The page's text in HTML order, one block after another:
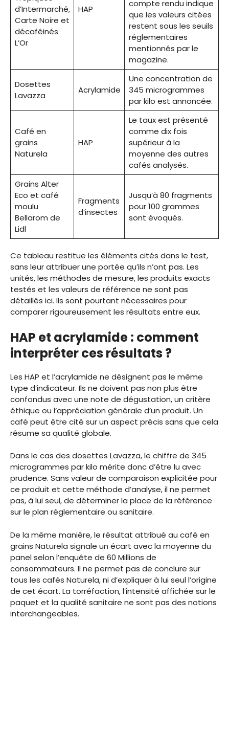
d’Intermarché,
Carte Noire et
décaféinés
L’Or
HAP
compte rendu indique
que les valeurs citées
restent sous les seuils
réglementaires
mentionnés par le
magazine.
Dosettes
Lavazza
Acrylamide
Une concentration de
345 microgrammes
par kilo est annoncée.
Café en
grains
Naturela
HAP
Le taux est présenté
comme dix fois
supérieur à la
moyenne des autres
cafés analysés.
Grains Alter
Eco et café
moulu
Bellarom de
Lidl
Fragments
d’insectes
Jusqu’à 80 fragments
pour 100 grammes
sont évoqués.
Ce tableau restitue les éléments cités dans le test,
sans leur attribuer une portée qu’ils n’ont pas. Les
unités, les méthodes de mesure, les produits exacts
testés et les valeurs de référence ne sont pas
détaillés ici. Ils sont pourtant nécessaires pour
comparer rigoureusement les résultats entre eux.
HAP et acrylamide : comment
interpréter ces résultats ?
Les HAP et l’acrylamide ne désignent pas le même
type d’indicateur. Ils ne doivent pas non plus être
confondus avec une note de dégustation, un critère
éthique ou l’appréciation générale d’un produit. Un
café peut être cité sur un aspect précis sans que cela
résume sa qualité globale.
Dans le cas des dosettes Lavazza, le chiffre de 345
microgrammes par kilo mérite donc d’être lu avec
prudence. Sans valeur de comparaison explicitée pour
ce produit et cette méthode d’analyse, il ne permet
pas, à lui seul, de déterminer la place de la référence
sur le plan réglementaire ou sanitaire.
De la même manière, le résultat attribué au café en
grains Naturela signale un écart avec la moyenne du
panel selon l’enquête de 60 Millions de
consommateurs. Il ne permet pas de conclure sur
tous les cafés Naturela, ni d’expliquer à lui seul l’origine
de cet écart. La torréfaction, l’intensité affichée sur le
paquet et la qualité sanitaire ne sont pas des notions
interchangeables.